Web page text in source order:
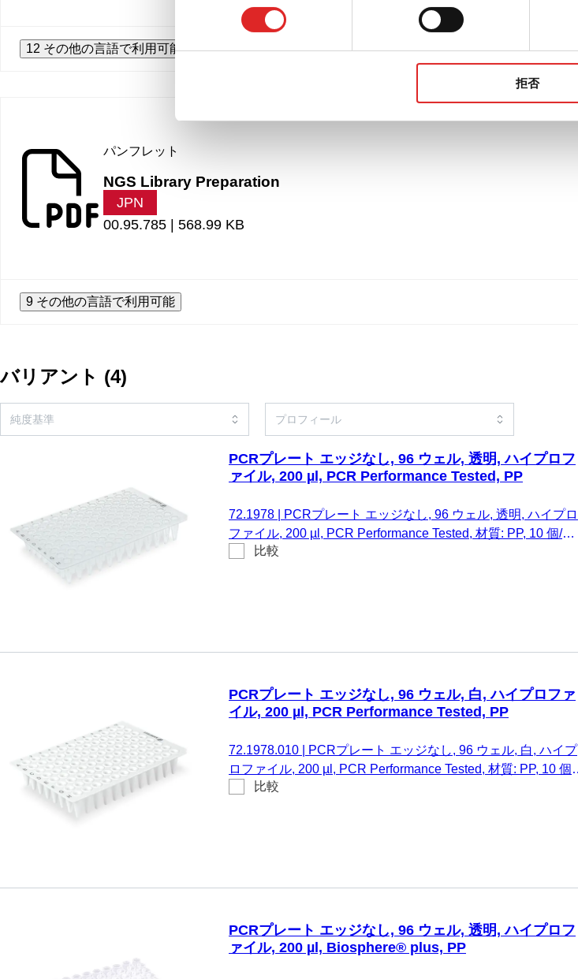
択
拒否
12 その他の言語で利用可能
パンフレット
NGS Library Preparation
JPN
00.95.785 | 568.99 KB
9 その他の言語で利用可能
バリアント (4)
PCRプレート エッジなし, 96 ウェル, 透明, ハイプロフ
ァイル, 200 µl, PCR Performance Tested, PP
72.1978
PCRプレート エッジなし, 96 ウェル, 透明, ハイプロ
ファイル, 200 µl, PCR Performance Tested, 材質: PP, 10 個/ミ
ニグリップバッグ
比較
PCRプレート エッジなし, 96 ウェル, 白, ハイプロファ
イル, 200 µl, PCR Performance Tested, PP
72.1978.010
PCRプレート エッジなし, 96 ウェル, 白, ハイプ
ロファイル, 200 µl, PCR Performance Tested, 材質: PP, 10 個/
ミニグリップバッグ
比較
PCRプレート エッジなし, 96 ウェル, 透明, ハイプロフ
ァイル, 200 µl, Biosphere® plus, PP